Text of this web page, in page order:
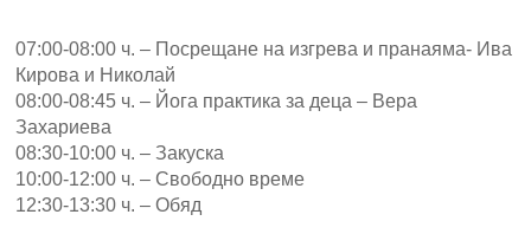
07:00-08:00 ч. – Посрещане на изгрева и пранаяма- Ива
Кирова и Николай
08:00-08:45 ч. – Йога практика за деца – Вера
Захариева
08:30-10:00 ч. – Закуска
10:00-12:00 ч. – Свободно време
12:30-13:30 ч. – Обяд